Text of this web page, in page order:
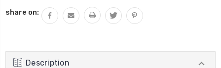
:QUANTITÉ
share on:
Description